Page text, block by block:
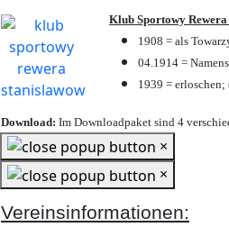
Klub Sportowy Rewera
1908 = als
04.1914 =
1939 =
Download: Im Downloadpaket sind 4
×
×
Vereinsinformationen: